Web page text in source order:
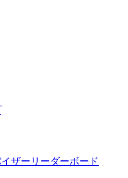
ザーリーダーボード